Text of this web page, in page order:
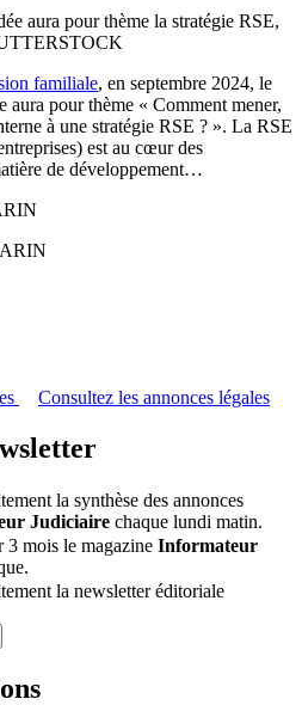
aura pour thème la stratégie RSE,
familiale, en septembre 2024, le
aura pour thème « Comment mener,
à une stratégie RSE ? ». La RSE
est au cœur des
de développement…
Consultez les annonces légales
la synthèse des annonces
Judiciaire chaque lundi matin.
3 mois le magazine Informateur
la newsletter éditoriale